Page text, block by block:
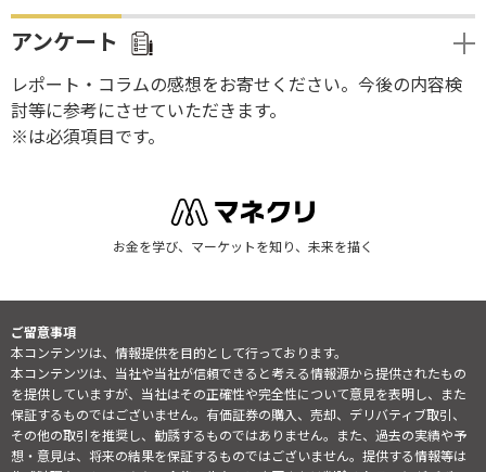
アンケート
レポート・コラムの感想をお寄せください。今後の内容検
討等に参考にさせていただきます。
※は必須項目です。
お金を学び、マーケットを知り、未来を描く
ご留意事項
本コンテンツは、情報提供を目的として行っております。
本コンテンツは、当社や当社が信頼できると考える情報源から提供されたもの
を提供していますが、当社はその正確性や完全性について意見を表明し、また
保証するものではございません。有価証券の購入、売却、デリバティブ取引、
その他の取引を推奨し、勧誘するものではありません。また、過去の実績や予
想・意見は、将来の結果を保証するものではございません。提供する情報等は